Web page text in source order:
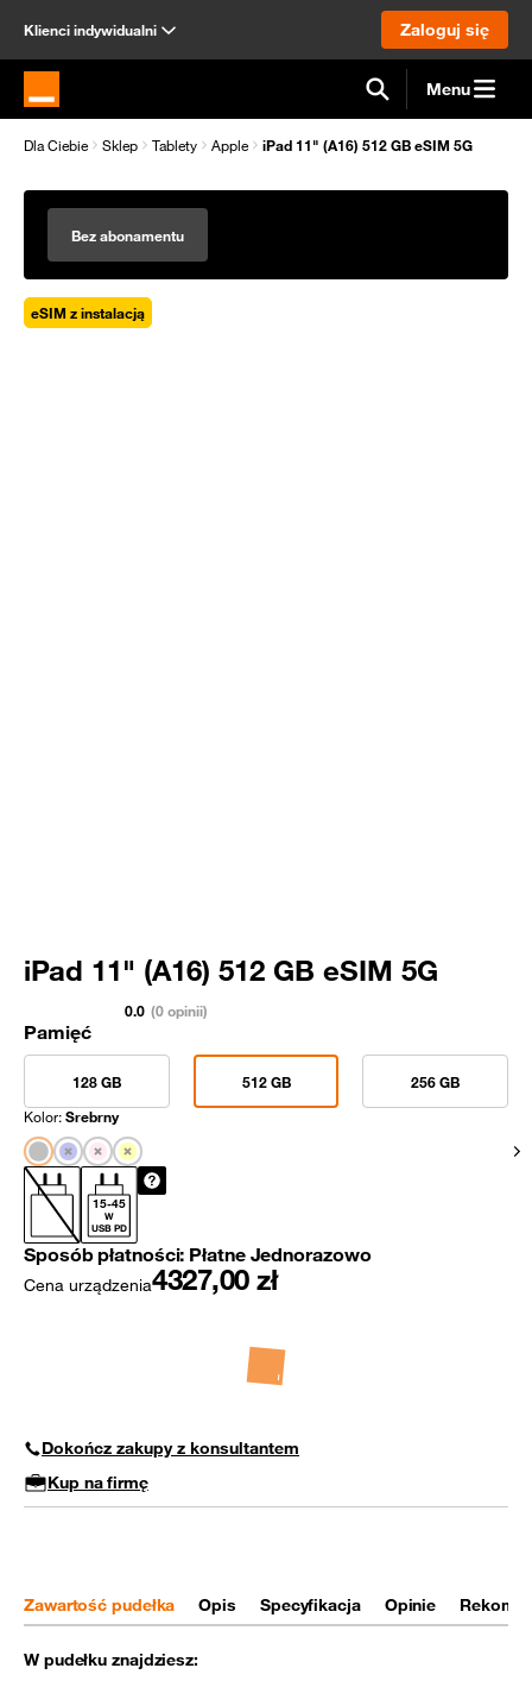
Klienci indywidualni Zaloguj się
Strona główna Orange.pl Menu
Dla Ciebie Sklep Tablety Apple iPad 11" (A16) 512 GB eSIM 5G
Bez abonamentu
eSIM z instalacją
iPad 11" (A16) 512 GB eSIM 5G
0.0 (0 opinii)
Pamięć
128 GB 512 GB
256 GB
Kolor:Srebrny
15-45
W
USB PD
Sposób płatności: Płatne Jednorazowo
Cena urządzenia4327,00 zł
Dokończ zakupy z konsultantem
Kup na firmę
Zawartość pudełka Opis Specyfikacja Opinie
W pudełku znajdziesz: